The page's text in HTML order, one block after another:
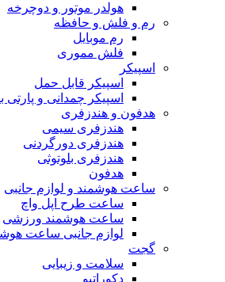
هولدر موتور و دوچرخه
رم و فلش و حافظه
رم موبایل
فلش مموری
اسپیکر
اسپیکر قابل حمل
اسپیکر چمدانی و
هدفون و هندزفری
هندزفری سیمی
هندزفری دورگردنی
هندزفری بلوتوثی
هدفون
ساعت هوشمند و لوازم جانبی
ساعت طرح اپل واچ
ساعت هوشمند ورزشی
لوازم جانبی ساعت
گجت
سلامت و زیبایی
دکوراتیو